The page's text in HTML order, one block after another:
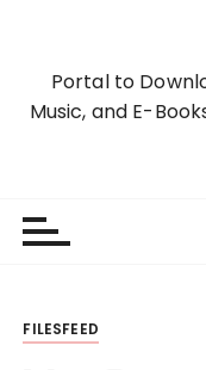
Portal to
Music, and E-
FILESFEED